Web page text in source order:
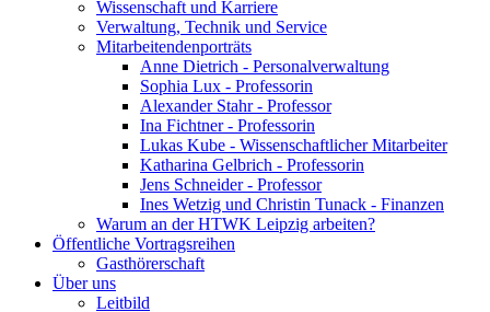
Wissenschaft und Karriere
Verwaltung, Technik und Service
Mitarbeitendenporträts
Anne Dietrich - Personalverwaltung
Sophia Lux - Professorin
Alexander Stahr - Professor
Ina Fichtner - Professorin
Lukas Kube - Wissenschaftlicher Mitarbeiter
Katharina Gelbrich - Professorin
Jens Schneider - Professor
Ines Wetzig und Christin Tunack - Finanzen
Warum an der HTWK Leipzig arbeiten?
Öffentliche Vortragsreihen
Gasthörerschaft
Über uns
Leitbild